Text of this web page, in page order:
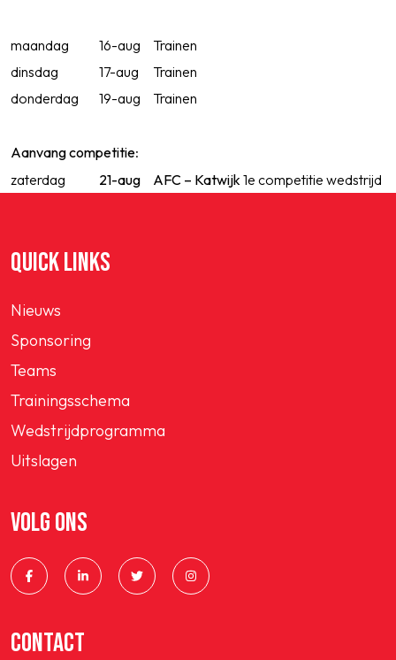
maandag 16-aug
Trainen
dinsdag
17-aug
Trainen
donderdag
19-aug Trainen
Aanvang competitie:
zaterdag
21-aug AFC – Katwijk1e competitie wedstrijd
QUICK LINKS
Nieuws
Sponsoring
Teams
Trainingsschema
Wedstrijdprogramma
Uitslagen
VOLG ONS
CONTACT